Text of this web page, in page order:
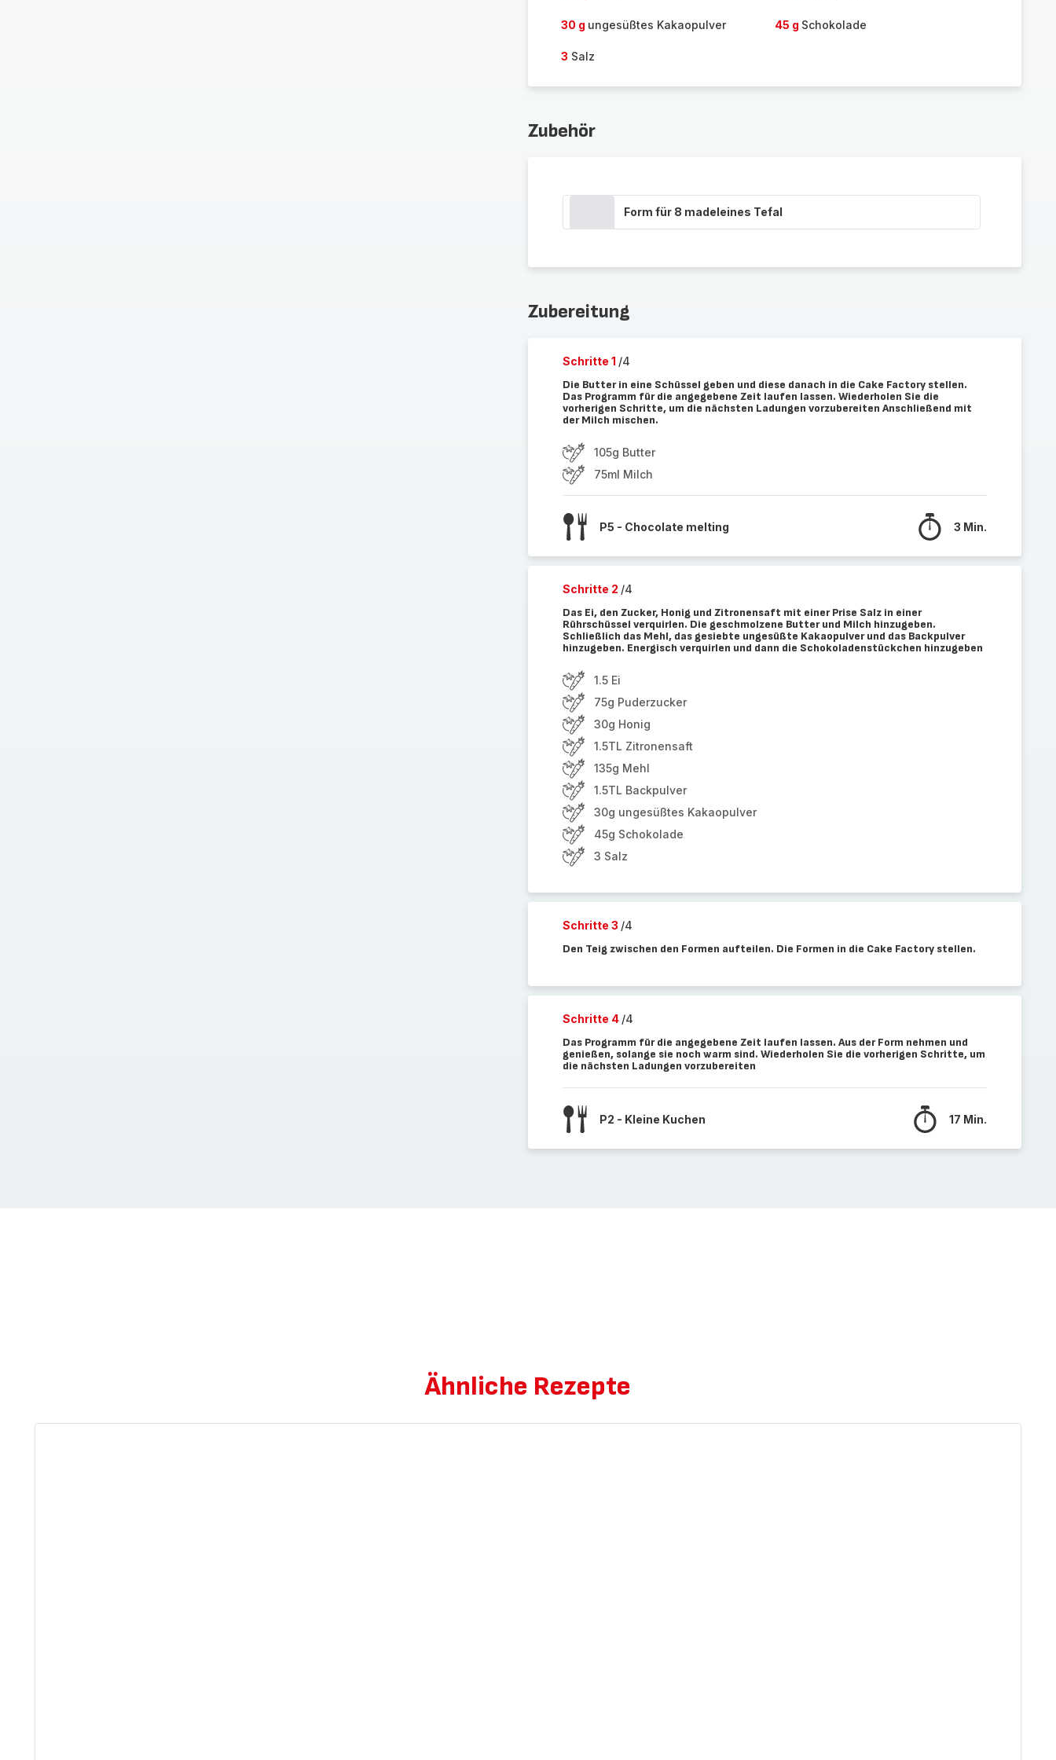
30 g ungesüßtes Kakaopulver 45 g Schokolade
3 Salz
Zubehör
Form für 8 madeleines Tefal
Zubereitung
Schritte 1 /4
Die Butter in eine Schüssel geben und diese danach in die Cake Factory stellen.
Das Programm für die angegebene Zeit laufen lassen. Wiederholen Sie die
vorherigen Schritte, um die nächsten Ladungen vorzubereiten Anschließend mit
der Milch mischen.
105g Butter
75ml Milch
P5 - Chocolate melting 3 Min.
Schritte 2 /4
Das Ei, den Zucker, Honig und Zitronensaft mit einer Prise Salz in einer
Rührschüssel verquirlen. Die geschmolzene Butter und Milch hinzugeben.
Schließlich das Mehl, das gesiebte ungesüßte Kakaopulver und das Backpulver
hinzugeben. Energisch verquirlen und dann die Schokoladenstückchen hinzugeben
1.5 Ei
75g Puderzucker
30g Honig
1.5TL Zitronensaft
135g Mehl
1.5TL Backpulver
30g ungesüßtes Kakaopulver
45g Schokolade
3 Salz
Schritte 3 /4
Den Teig zwischen den Formen aufteilen. Die Formen in die Cake Factory stellen.
Schritte 4 /4
Das Programm für die angegebene Zeit laufen lassen. Aus der Form nehmen und
genießen, solange sie noch warm sind. Wiederholen Sie die vorherigen Schritte, um
die nächsten Ladungen vorzubereiten
P2 - Kleine Kuchen 17 Min.
Ähnliche Rezepte